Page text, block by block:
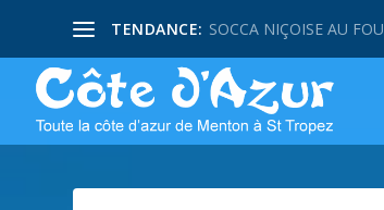
TENDANCE: SOCCA NIÇOISE AU